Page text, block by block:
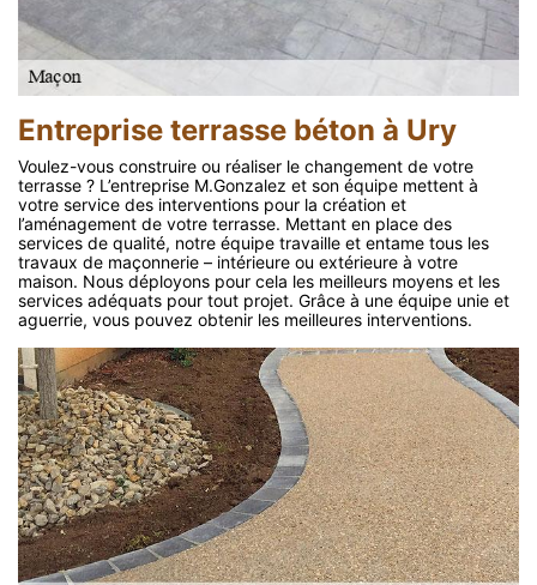
Entreprise terrasse béton à Ury
Voulez-vous construire ou réaliser le changement de votre
terrasse ? L’entreprise M.Gonzalez et son équipe mettent à
votre service des interventions pour la création et
l’aménagement de votre terrasse. Mettant en place des
services de qualité, notre équipe travaille et entame tous les
travaux de maçonnerie – intérieure ou extérieure à votre
maison. Nous déployons pour cela les meilleurs moyens et les
services adéquats pour tout projet. Grâce à une équipe unie et
aguerrie, vous pouvez obtenir les meilleures interventions.